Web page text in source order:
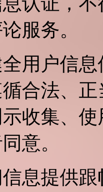
服务。
全用户信
合法、
收集、
意。
信息提供